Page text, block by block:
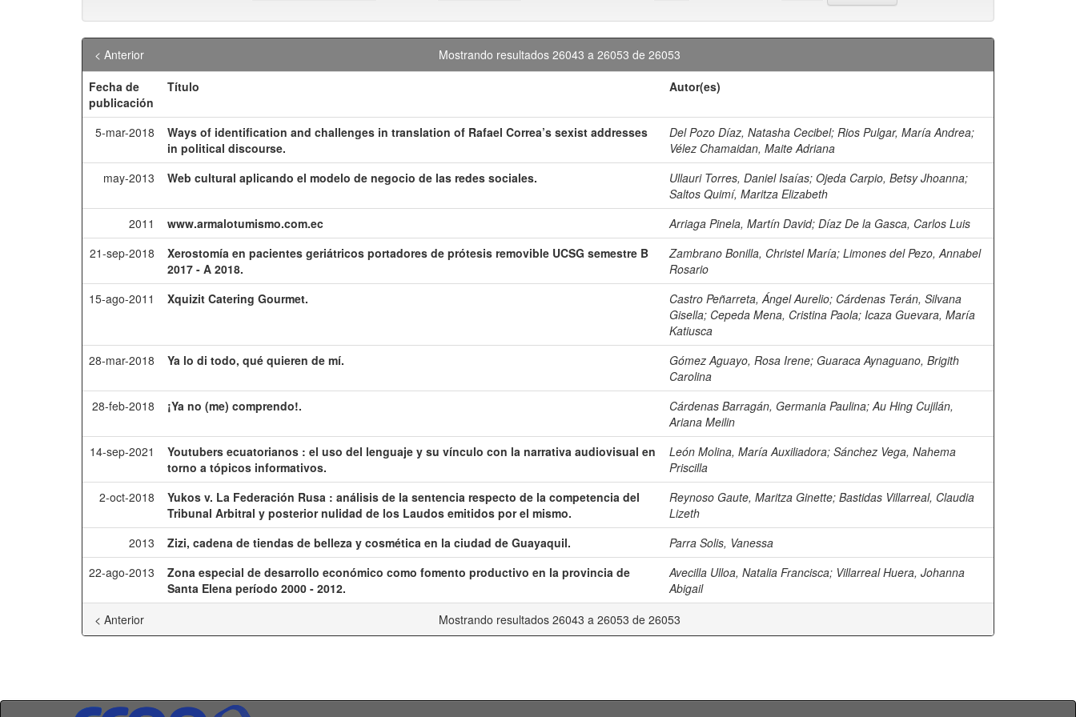
Mostrando resultados 26043 a 26053 de 26053
< Anterior
Fecha de
publicación
Título Autor(es)
5-mar-2018
Ways of identification and challenges in translation of Rafael Correa’s sexist addresses
in political discourse.
Del Pozo Díaz, Natasha Cecibel; Rios Pulgar, María Andrea;
Vélez Chamaidan, Maite Adriana
may-2013
Web cultural aplicando el modelo de negocio de las redes sociales. Ullauri Torres, Daniel Isaías; Ojeda Carpio, Betsy Jhoanna;
Saltos Quimí, Maritza Elizabeth
2011
www.armalotumismo.com.ec Arriaga Pinela, Martín David; Díaz De la Gasca, Carlos Luis
21-sep-2018
Xerostomía en pacientes geriátricos portadores de prótesis removible UCSG semestre B
2017 - A 2018.
Zambrano Bonilla, Christel María; Limones del Pezo, Annabel
Rosario
15-ago-2011
Xquizit Catering Gourmet. Castro Peñarreta, Ángel Aurelio; Cárdenas Terán, Silvana
Gisella; Cepeda Mena, Cristina Paola; Icaza Guevara, María
Katiusca
28-mar-2018
Ya lo di todo, qué quieren de mí. Gómez Aguayo, Rosa Irene; Guaraca Aynaguano, Brigith
Carolina
28-feb-2018
¡Ya no (me) comprendo!. Cárdenas Barragán, Germania Paulina;Au Hing Cujilán,
Ariana Meilin
14-sep-2021
Youtubers ecuatorianos : el uso del lenguaje y su vínculo con la narrativa audiovisual en
torno a tópicos informativos.
León Molina, María Auxiliadora; Sánchez Vega, Nahema
Priscilla
2-oct-2018
Yukos v. La Federación Rusa : análisis de la sentencia respecto de la competencia del
Tribunal Arbitral y posterior nulidad de los Laudos emitidos por el mismo.
Reynoso Gaute, Maritza Ginette; Bastidas Villarreal, Claudia
Lizeth
2013
Zizi, cadena de tiendas de belleza y cosmética en la ciudad de Guayaquil.
Parra Solis, Vanessa
22-ago-2013
Zona especial de desarrollo económico como fomento productivo en la provincia de
Santa Elena período 2000 - 2012.
Avecilla Ulloa, Natalia Francisca; Villarreal Huera, Johanna
Abigail
Mostrando resultados 26043 a 26053 de 26053
< Anterior